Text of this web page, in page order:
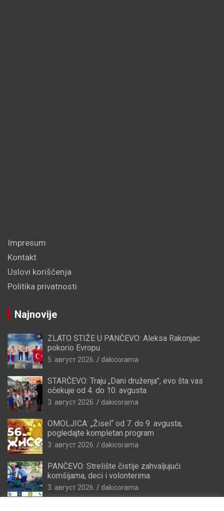
Impresum
Kontakt
Uslovi korišćenja
Politika privatnosti
Najnovije
ZLATO STIŽE U PANČEVO: Aleksa Rakonjac
pokorio Evropu
5. август 2026. dakicorama
STARČEVO: Traju „Dani druženja”, evo šta vas
očekuje od 4. do 10. avgusta
3. август 2026. dakicorama
OMOLJICA: „Žisel“ od 7. do 9. avgusta,
pogledajte kompletan program
3. август 2026. dakicorama
PANČEVO: Strelište čistije zahvaljujući
komšijama, deci i volonterima
3. август 2026. dakicorama